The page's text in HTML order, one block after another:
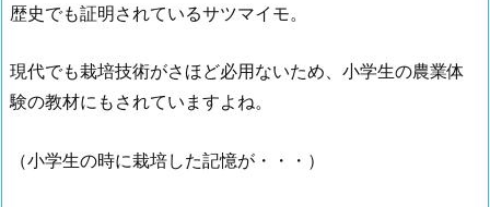
歴史でも証明されているサツマイモ。
現代でも栽培技術がさほど必用ないため、小学生の農業体
験の教材にもされていますよね。
（小学生の時に栽培した記憶が・・・）